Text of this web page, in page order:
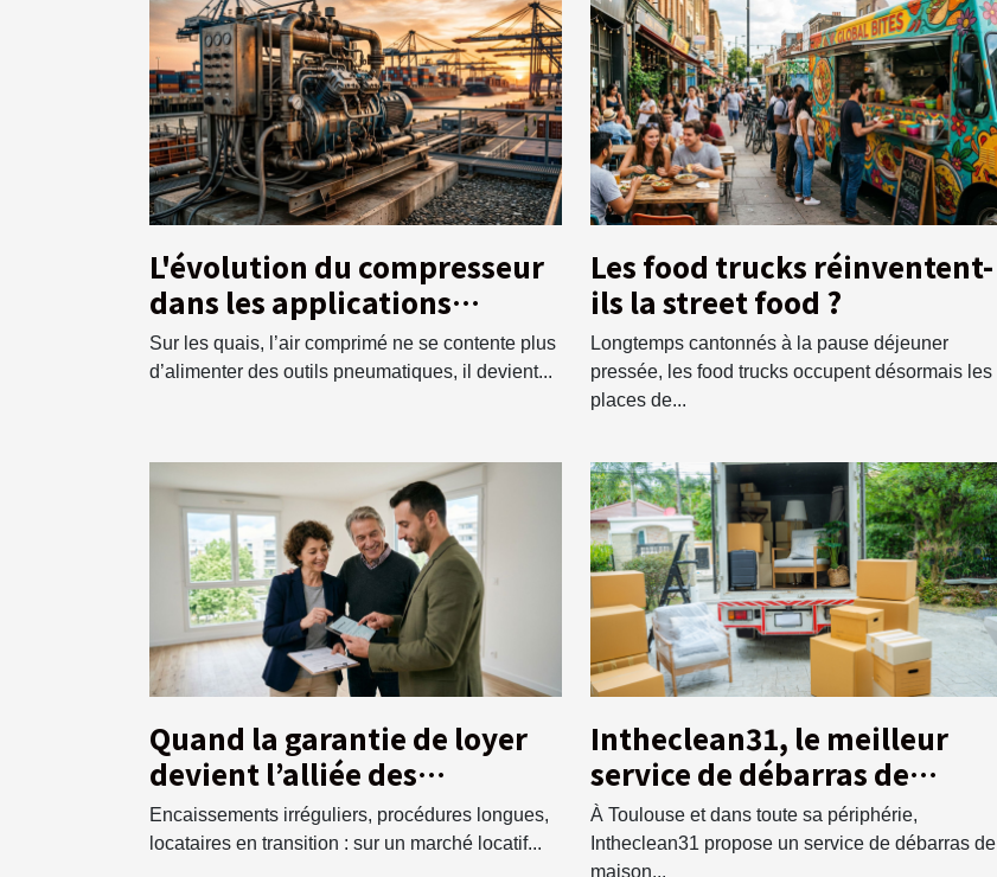
L'évolution du compresseur
dans les applications
portuaires : enjeux et
perspectives
Sur les quais, l’air comprimé ne se contente plus
d’alimenter des outils pneumatiques, il devient...
Les food trucks réinventent-
ils la street food ?
Longtemps cantonnés à la pause déjeuner
pressée, les food trucks occupent désormais les
places de...
Quand la garantie de loyer
devient l’alliée des
propriétaires exigeants
Encaissements irréguliers, procédures longues,
locataires en transition : sur un marché locatif...
Intheclean31, le meilleur
service de débarras de
maison à Toulouse !
À Toulouse et dans toute sa périphérie,
Intheclean31 propose un service de débarras de
maison...